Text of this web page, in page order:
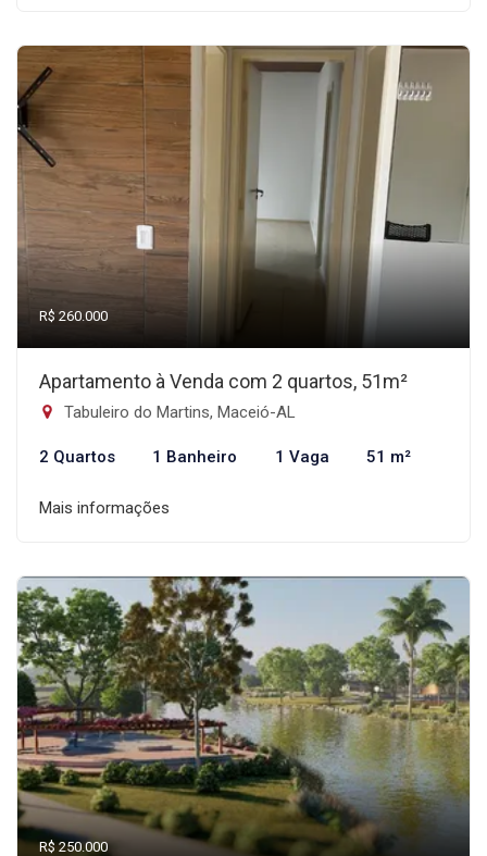
R$ 260.000
Apartamento à Venda com 2 quartos, 51m²
Tabuleiro do Martins, Maceió-AL
2 Quartos 1 Banheiro 1 Vaga 51 m²
Mais informações
R$ 250.000